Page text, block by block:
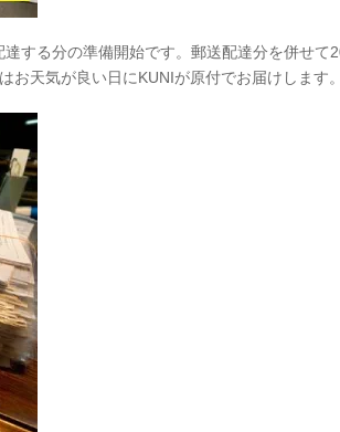
する分の準備開始です。郵送配達分を併せて
お天気が良い日にKUNIが原付でお届けします。